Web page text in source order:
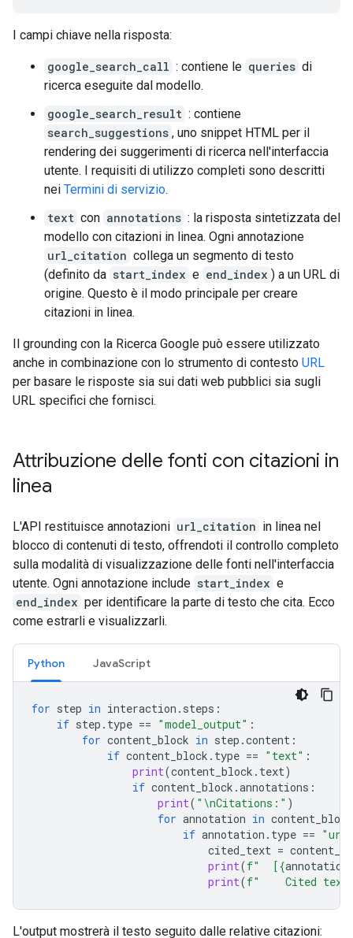
I campi chiave nella risposta:
google_search_call : contiene le queries di
ricerca eseguite dal modello.
google_search_result : contiene
search_suggestions , uno snippet HTML per il
rendering dei suggerimenti di ricerca nell'interfaccia
utente. I requisiti di utilizzo completi sono descritti
nei Termini di servizio.
text con annotations : la risposta sintetizzata del
modello con citazioni in linea. Ogni annotazione
url_citation collega un segmento di testo
(definito da start_index e end_index ) a un URL di
origine. Questo è il modo principale per creare
citazioni in linea.
Il grounding con la Ricerca Google può essere utilizzato
anche in combinazione con lo strumento di contesto URL
per basare le risposte sia sui dati web pubblici sia sugli
URL specifici che fornisci.
Attribuzione delle fonti con citazioni in
linea
L'API restituisce annotazioni url_citation in linea nel
blocco di contenuti di testo, offrendoti il controllo completo
sulla modalità di visualizzazione delle fonti nell'interfaccia
utente. Ogni annotazione include start_index e
end_index per identificare la parte di testo che cita. Ecco
come estrarli e visualizzarli.
Python JavaScript
for step in interaction . steps :
if step . type == "model_output" :
for content_block in step .content :
if content_block . type == "text" :
print(content_block . text)
if content_block .annotations :
print( " \nCitations:" )
for annotation in content_block
if annotation . type ==
cited_text =
print(f"  [{annotation
print(f"    Cited
L'output mostrerà il testo seguito dalle relative citazioni: